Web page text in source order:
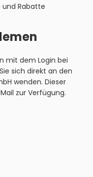
und Rabatte
mit dem Login bei
sich direkt an den
wenden. Dieser
zur Verfügung.